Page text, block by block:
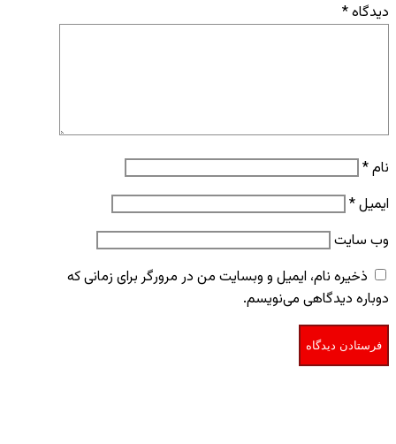
دیدگاه*
نام*
ایمیل*
وب‌ سایت
ذخیره نام، ایمیل و وبسایت من در مرورگر برای زمانی که
دوباره دیدگاهی می‌نویسم.